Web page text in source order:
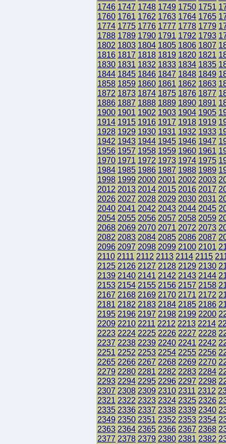
1746 1747 1748 1749 1750 1751
1760 1761 1762 1763 1764 1765
1774 1775 1776 1777 1778 1779
1788 1789 1790 1791 1792 1793
1802 1803 1804 1805 1806 1807
1816 1817 1818 1819 1820 1821
1830 1831 1832 1833 1834 1835
1844 1845 1846 1847 1848 1849
1858 1859 1860 1861 1862 1863
1872 1873 1874 1875 1876 1877
1886 1887 1888 1889 1890 1891
1900 1901 1902 1903 1904 1905
1914 1915 1916 1917 1918 1919
1928 1929 1930 1931 1932 1933
1942 1943 1944 1945 1946 1947
1956 1957 1958 1959 1960 1961
1970 1971 1972 1973 1974 1975
1984 1985 1986 1987 1988 1989
1998 1999 2000 2001 2002 2003
2012 2013 2014 2015 2016 2017
2026 2027 2028 2029 2030 2031
2040 2041 2042 2043 2044 2045
2054 2055 2056 2057 2058 2059
2068 2069 2070 2071 2072 2073
2082 2083 2084 2085 2086 2087
2096 2097 2098 2099 2100 2101
2110 2111 2112 2113 2114 2115
2125 2126 2127 2128 2129 2130
2139 2140 2141 2142 2143 2144
2153 2154 2155 2156 2157 2158
2167 2168 2169 2170 2171 2172
2181 2182 2183 2184 2185 2186
2195 2196 2197 2198 2199 2200
2209 2210 2211 2212 2213 2214
2223 2224 2225 2226 2227 2228
2237 2238 2239 2240 2241 2242
2251 2252 2253 2254 2255 2256
2265 2266 2267 2268 2269 2270
2279 2280 2281 2282 2283 2284
2293 2294 2295 2296 2297 2298
2307 2308 2309 2310 2311 2312
2321 2322 2323 2324 2325 2326
2335 2336 2337 2338 2339 2340
2349 2350 2351 2352 2353 2354
2363 2364 2365 2366 2367 2368
2377 2378 2379 2380 2381 2382